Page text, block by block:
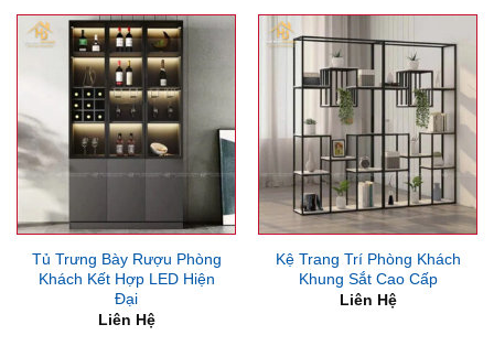
Tủ Trưng Bày Rượu Phòng
Khách Kết Hợp LED Hiện
Đại
Liên Hệ
Kệ Trang Trí Phòng Khách
Khung Sắt Cao Cấp
Liên Hệ